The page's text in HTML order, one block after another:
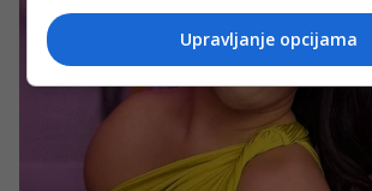
Upravljanje opcijama